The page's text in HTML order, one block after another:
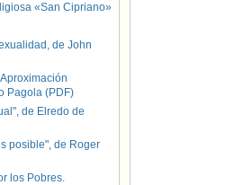
«San Cipriano»
de John
Pagola (PDF)
de Elredo de
posible", de Roger
los Pobres.